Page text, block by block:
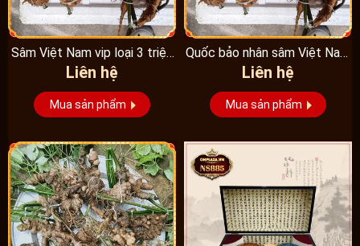
Sâm Việt Nam vip loại 3 triệu
1 kg, hàng...
Liên hệ
Mua sản phẩm
Quốc bảo nhân sâm Việt Nam
Vip 3, 15 năm...
Liên hệ
Mua sản phẩm